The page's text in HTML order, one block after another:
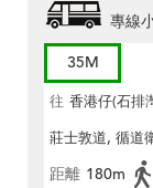
專線
35M
往 香港仔(石排
莊士敦道, 循道
距離 180m